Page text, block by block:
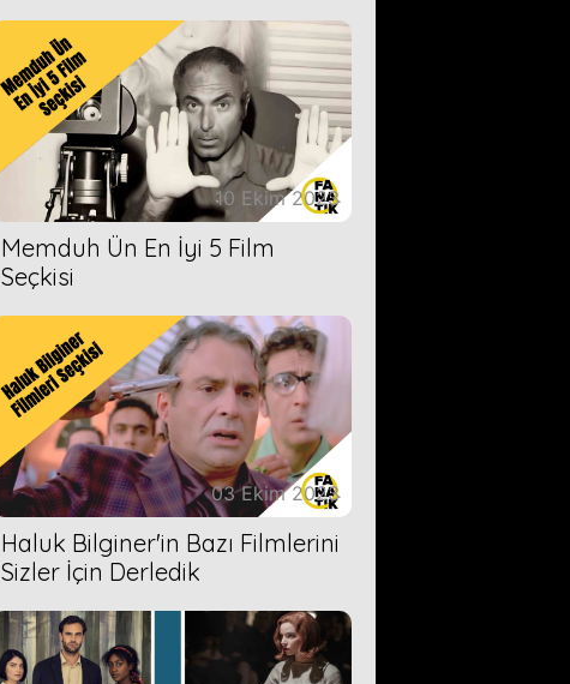
10 Ekim 2023
Memduh Ün En İyi 5 Film
Seçkisi
03 Ekim 2023
Haluk Bilginer'in Bazı Filmlerini
Sizler İçin Derledik